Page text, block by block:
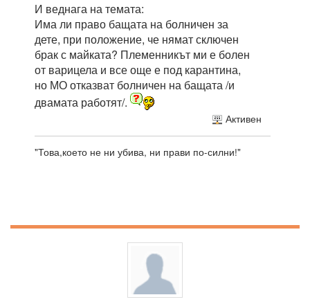
И веднага на темата:
Има ли право бащата на болничен за
дете, при положение, че нямат сключен
брак с майката? Племенникът ми е болен
от варицела и все още е под карантина,
но МО отказват болничен на бащата /и
двамата работят/.
Активен
"Това,което не ни убива, ни прави по-силни!"